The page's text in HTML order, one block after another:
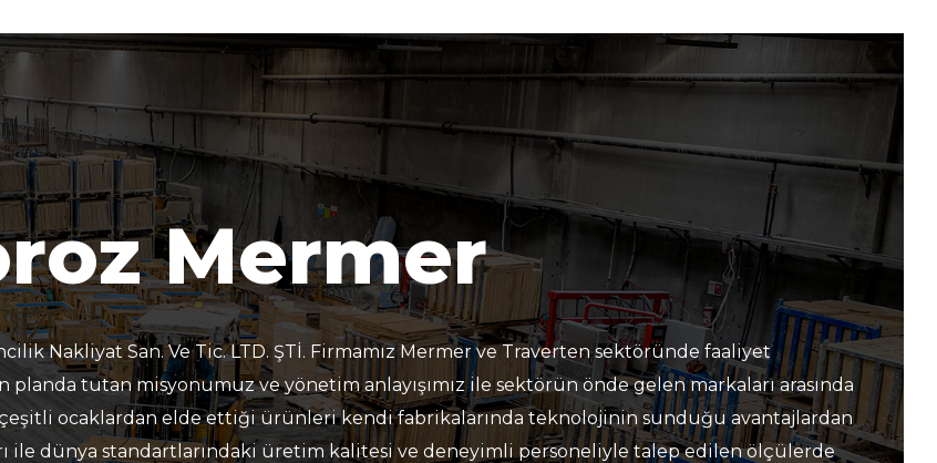
Mermer
Nakliyat San. Ve Tic. LTD. ŞTİ. Firmamız Mermer ve Traverten sektöründe faaliyet
tutan misyonumuz ve yönetim anlayışımız ile sektörün önde gelen markaları arasında
çeşitli ocaklardan elde ettiği ürünleri kendi fabrikalarında teknolojinin sunduğu avantajlardan
ile dünya standartlarındaki üretim kalitesi ve deneyimli personeliyle talep edilen ölçülerde